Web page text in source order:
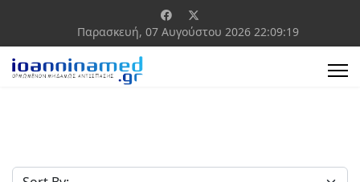
Παρασκευή, 07 Αυγούστου 2026 22:09:19